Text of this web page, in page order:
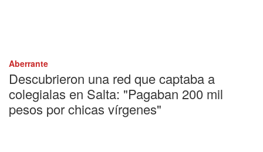
Aberrante
Descubrieron una red que captaba a
colegialas en Salta: "Pagaban 200 mil
pesos por chicas vírgenes"